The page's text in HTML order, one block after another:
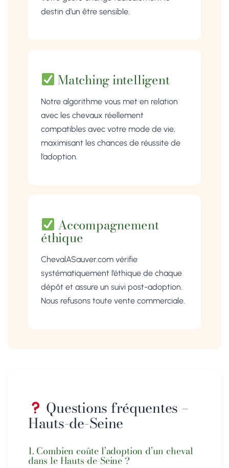
destin d’un être sensible.
Matching intelligent
Notre algorithme vous met en relation
avec les chevaux réellement
compatibles avec votre mode de vie,
maximisant les chances de réussite de
l’adoption.
Accompagnement
éthique
ChevalASauver.com vérifie
systématiquement l’éthique de chaque
dépôt et assure un suivi post-adoption.
Nous refusons toute vente commerciale.
Questions fréquentes –
Hauts-de-Seine
1. Combien coûte l’adoption d’un cheval
dans le Hauts-de-Seine ?